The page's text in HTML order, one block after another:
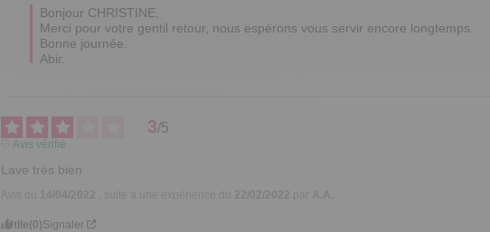
Bonjour CHRISTINE,
Merci pour votre gentil retour, nous espérons vous servir encore longtemps.
Bonne journée.
Abir.
3/5
Avis vérifié
Lave très bien
Utile(0)Signaler